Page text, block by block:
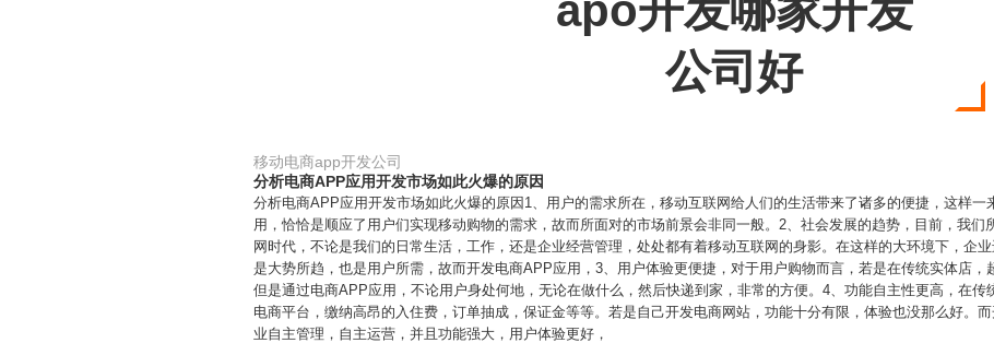
apo开发哪家开发
公司好
移动电商app开发公司
分析电商APP应用开发市场如此火爆的原因
分析电商APP应用开发市场如此火爆的原因1、用户的需求所在，移动互联网给人们的生活带来了诸多的便捷，这样
用，恰恰是顺应了用户们实现移动购物的需求，故而所面对的市场前景会非同一般。2、社会发展的趋势，目前，我们
网时代，不论是我们的日常生活，工作，还是企业经营管理，处处都有着移动互联网的身影。在这样的大环境下，企
是大势所趋，也是用户所需，故而开发电商APP应用，3、用户体验更便捷，对于用户购物而言，若是在传统实体店，
但是通过电商APP应用，不论用户身处何地，无论在做什么，然后快递到家，非常的方便。4、功能自主性更高，在传
电商平台，缴纳高昂的入住费，订单抽成，保证金等等。若是自己开发电商网站，功能十分有限，体验也没那么好。
业自主管理，自主运营，并且功能强大，用户体验更好，